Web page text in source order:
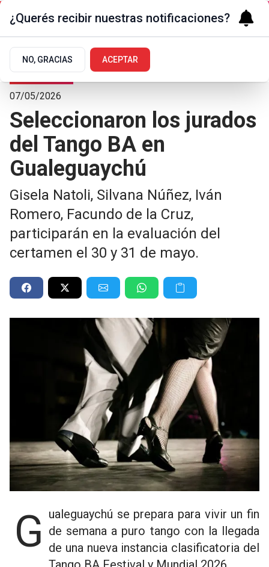
Arte y Cultura
07/05/2026
Seleccionaron los jurados
del Tango BA en
Gualeguaychú
Gisela Natoli, Silvana Núñez, Iván
Romero, Facundo de la Cruz,
participarán en la evaluación del
certamen el 30 y 31 de mayo.
Gualeguaychú se prepara para vivir un fin de semana a puro tango con la llegada
de una nueva instancia clasificatoria del
¿Querés recibir nuestras notificaciones?
NO, GRACIAS ACEPTAR